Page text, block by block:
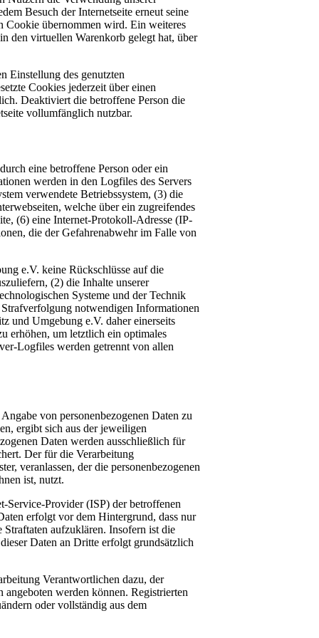
Besuch der Internetseite erneut seine
Cookie übernommen wird. Ein weiteres
den virtuellen Warenkorb gelegt hat, über
Einstellung des genutzten
Cookies jederzeit über einen
Deaktiviert die betroffene Person die
vollumfänglich nutzbar.
eine betroffene Person oder ein
werden in den Logfiles des Servers
verwendete Betriebssystem, (3) die
welche über ein zugreifendes
(6) eine Internet-Protokoll-Adresse (IP-
die der Gefahrenabwehr im Falle von
e.V. keine Rückschlüsse auf die
(2) die Inhalte unserer
Systeme und der Technik
notwendigen Informationen
und Umgebung e.V. daher einerseits
erhöhen, um letztlich ein optimales
Logfiles werden getrennt von allen
von personenbezogenen Daten zu
ergibt sich aus der jeweiligen
Daten werden ausschließlich für
Der für die Verarbeitung
veranlassen, der die personenbezogenen
ist, nutzt.
Service-Provider (ISP) der betroffenen
erfolgt vor dem Hintergrund, dass nur
aufzuklären. Insofern ist die
Daten an Dritte erfolgt grundsätzlich
Verantwortlichen dazu, der
werden können. Registrierten
oder vollständig aus dem